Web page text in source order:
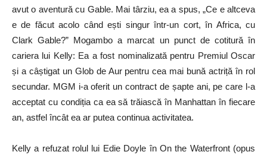
avut o aventură cu Gable. Mai târziu, ea a spus, „Ce e altceva
e de făcut acolo când ești singur într-un cort, în Africa, cu
Clark Gable?” Mogambo a marcat un punct de cotitură în
cariera lui Kelly: Ea a fost nominalizată pentru Premiul Oscar
și a câștigat un Glob de Aur pentru cea mai bună actriță în rol
secundar. MGM i-a oferit un contract de șapte ani, pe care l-a
acceptat cu condiția ca ea să trăiască în Manhattan în fiecare
an, astfel încât ea ar putea continua activitatea.
Kelly a refuzat rolul lui Edie Doyle în On the Waterfront (opus